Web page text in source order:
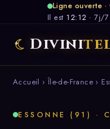
Ligne ouverte
Il est 12:12 · 7j/7
Divini
Accueil ›Île-de-France›
ESSONNE (91) ·